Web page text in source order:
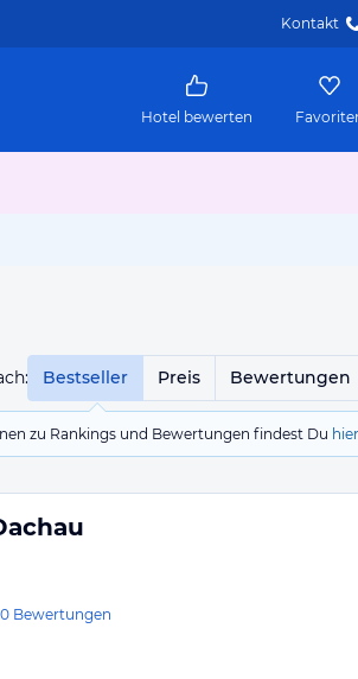
Kontakt
Hotel bewerten
Bestseller Preis Bewertungen
zu Rankings und Bewertungen findest Du hier
Bewertungen